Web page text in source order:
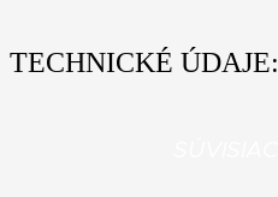
TECHNICKÉ ÚDAJE: